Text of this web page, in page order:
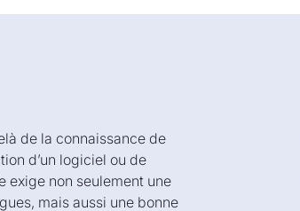
de la connaissance de
d’un logiciel ou de
exige non seulement une
mais aussi une bonne